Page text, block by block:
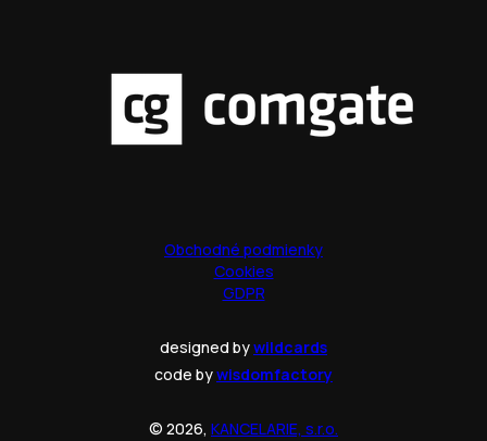
Obchodné podmienky
Cookies
GDPR
designed bywildcards
code bywisdomfactory
© 2026, KANCELARIE, s.r.o.